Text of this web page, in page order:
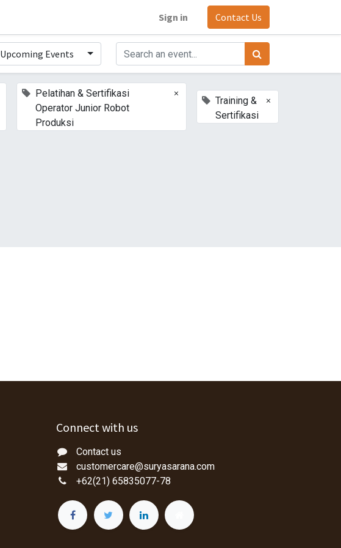
Sign in Contact Us
Upcoming Events
Pelatihan & Sertifikasi
Operator Junior Robot
Produksi
×
Training &
Sertifikasi
×
Connect with us
Contact us
customercare@suryasarana.com
+62(21) 65835077-78